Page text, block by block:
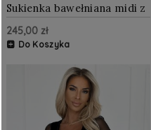
Sukienka bawełniana midi z
rozcięciem Czekoladowa
245,00 zł
Do Koszyka